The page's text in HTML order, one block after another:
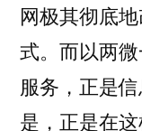
网极其彻底
式。而以两
服务，正是
是，正是在